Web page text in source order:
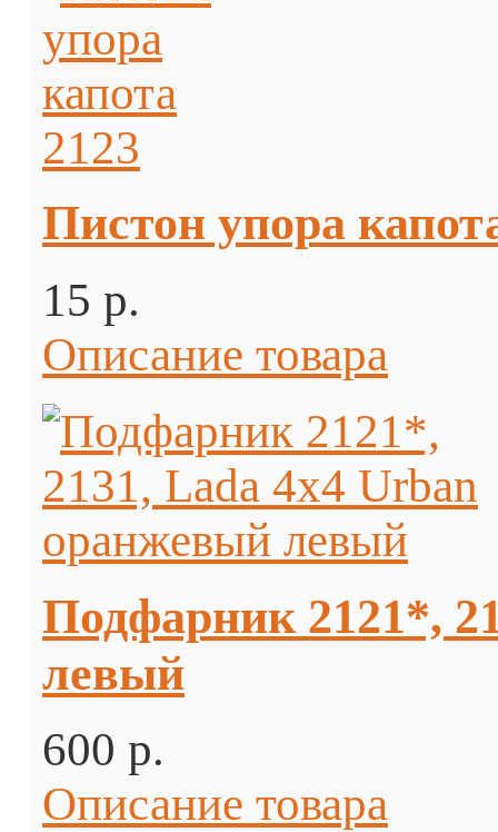
Пистон упора
15 p.
Описание товара
Подфарник 2121*,
левый
600 p.
Описание товара